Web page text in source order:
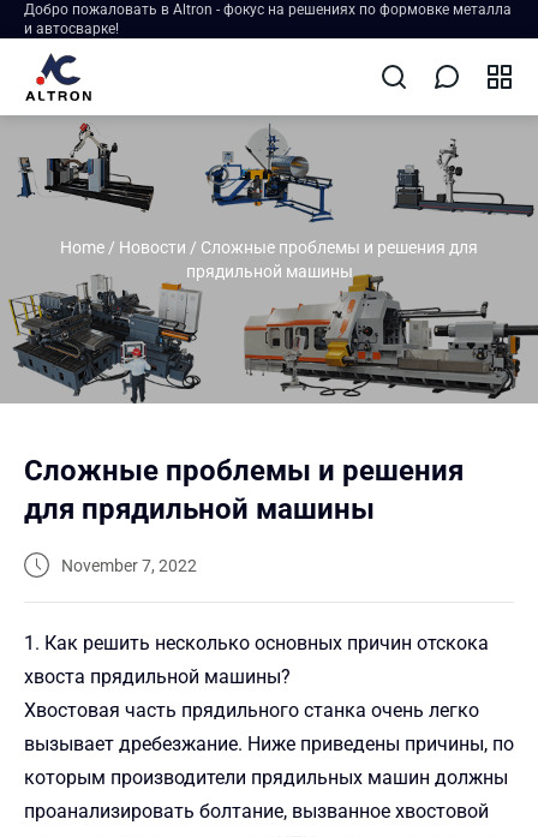
Добро пожаловать в Altron - фокус на решениях по формовке металла
и автосварке!
Home / Новости / Сложные проблемы и решения для
прядильной машины
Сложные проблемы и решения
для прядильной машины
November 7, 2022
1. Как решить несколько основных причин отскока
хвоста прядильной машины?
Хвостовая часть прядильного станка очень легко
вызывает дребезжание. Ниже приведены причины, по
которым производители прядильных машин должны
проанализировать болтание, вызванное хвостовой